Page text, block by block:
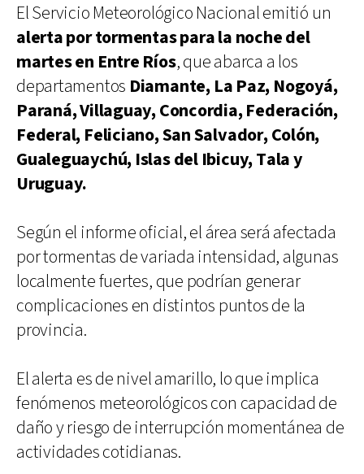
El Servicio Meteorológico Nacional emitió un
alerta por tormentas para la noche del
martes en Entre Ríos, que abarca a los
departamentos Diamante, La Paz, Nogoyá,
Paraná, Villaguay, Concordia, Federación,
Federal, Feliciano, San Salvador, Colón,
Gualeguaychú, Islas del Ibicuy, Tala y
Uruguay.
Según el informe oficial, el área será afectada
por tormentas de variada intensidad, algunas
localmente fuertes, que podrían generar
complicaciones en distintos puntos de la
provincia.
El alerta es de nivel amarillo, lo que implica
fenómenos meteorológicos con capacidad de
daño y riesgo de interrupción momentánea de
actividades cotidianas.